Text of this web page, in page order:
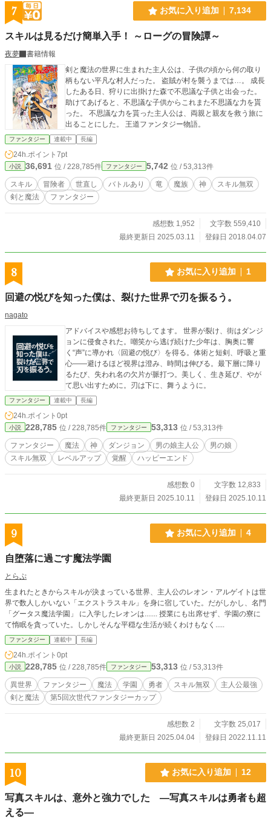
7 お気に入り追加 7,134
スキルは見るだけ簡単入手！ ～ローグの冒険譚～
夜夢
書籍情報
剣と魔法の世界に生まれた主人公は、子供の頃から何の取り
柄もない平凡な村人だった。 盗賊が村を襲うまでは…。 成長
したある日、狩りに出掛けた森で不思議な子供と出会った。
助けてあげると、不思議な子供からこれまた不思議な力を貰
った。 不思議な力を貰った主人公は、両親と親友を救う旅に
出ることにした。 王道ファンタジー物語。
ファンタジー 連載中 長編
24h.ポイント 7pt
小説 36,691 位 / 228,785件 ファンタジー 5,742 位 / 53,313件
スキル 冒険者 世直し バトルあり 竜 魔族 神
スキル無双
剣と魔法
ファンタジー
感想数 1,952
文字数 559,410
最終更新日 2025.03.11
登録日 2018.04.07
8 お気に入り追加 1
回避の悦びを知った僕は、裂けた世界で刃を振るう。
nagato
アドバイスや感想お待ちしてます。 世界が裂け、街はダンジ
ョンに侵食された。嘲笑から逃げ続けた少年は、胸奥に響
く“声”に導かれ〈回避の悦び〉を得る。体術と短剣、呼吸と重
心――避けるほど視界は澄み、時間は伸びる。最下層に降り
るたび、失われ名の欠片が脈打つ。美しく、生き延び、やが
て思い出すために。刃は下に、舞うように。
ファンタジー 連載中 長編
24h.ポイント 0pt
小説 228,785 位 / 228,785件 ファンタジー 53,313 位 / 53,313件
ファンタジー 魔法 神 ダンジョン 男の娘主人公
男の娘
スキル無双
レベルアップ 覚醒 ハッピーエンド
感想数 0
文字数 12,833
最終更新日 2025.10.11
登録日 2025.10.11
9 お気に入り追加 4
自堕落に過ごす魔法学園
とらぷ
生まれたときからスキルが決まっている世界、主人公のレオン・アルゲイトは世
界で数人しかいない「エクストラスキル」を身に宿していた。だがしかし、名門
「グータス魔法学園」 に入学したレオンは....... 授業にも出席せず、学園の寮に
て惰眠を貪っていた。しかしそんな平穏な生活が続くわけもなく.....
ファンタジー 連載中 長編
24h.ポイント 0pt
小説 228,785 位 / 228,785件 ファンタジー 53,313 位 / 53,313件
異世界 ファンタジー 魔法 学園 勇者 スキル無双
主人公最強
剣と魔法
第5回次世代ファンタジーカップ
感想数 2
文字数 25,017
最終更新日 2025.04.04
登録日 2022.11.11
10 お気に入り追加 12
写真スキルは、意外と強力でした ―写真スキルは勇者も超
える―